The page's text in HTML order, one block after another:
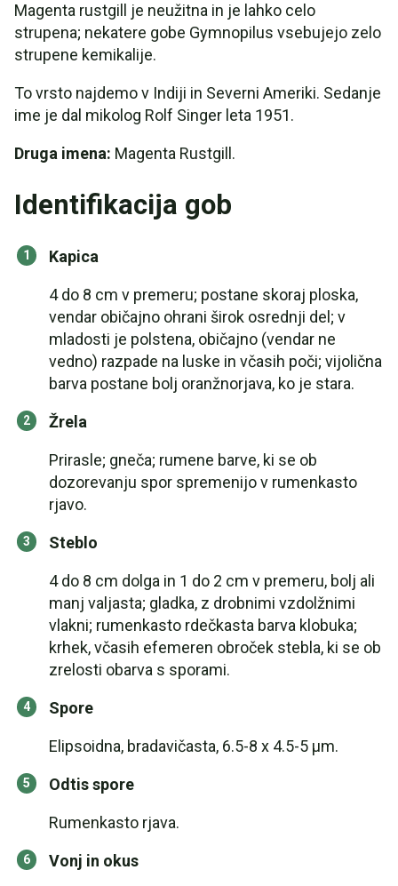
Magenta rustgill je neužitna in je lahko celo
strupena; nekatere gobe Gymnopilus vsebujejo zelo
strupene kemikalije.
To vrsto najdemo v Indiji in Severni Ameriki. Sedanje
ime je dal mikolog Rolf Singer leta 1951.
Druga imena: Magenta Rustgill.
Identifikacija gob
Kapica
4 do 8 cm v premeru; postane skoraj ploska,
vendar običajno ohrani širok osrednji del; v
mladosti je polstena, običajno (vendar ne
vedno) razpade na luske in včasih poči; vijolična
barva postane bolj oranžnorjava, ko je stara.
Žrela
Prirasle; gneča; rumene barve, ki se ob
dozorevanju spor spremenijo v rumenkasto
rjavo.
Steblo
4 do 8 cm dolga in 1 do 2 cm v premeru, bolj ali
manj valjasta; gladka, z drobnimi vzdolžnimi
vlakni; rumenkasto rdečkasta barva klobuka;
krhek, včasih efemeren obroček stebla, ki se ob
zrelosti obarva s sporami.
Spore
Elipsoidna, bradavičasta, 6.5-8 x 4.5-5 µm.
Odtis spore
Rumenkasto rjava.
Vonj in okus